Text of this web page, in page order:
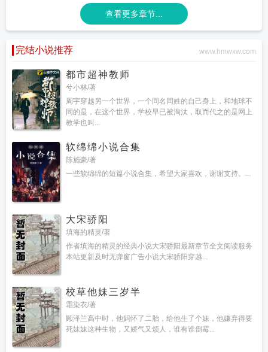
查看更多章节...
完结小说推荐 www.hmwxw.com
都市超神教师
兮小林/著
周宇穿越另一个世界，一个同名同姓的自己身上，和地球不
同的是，在这个世界，学校早已被淘汰，取而代之的是网上
教学也叫...
软绵绵小说合集
陈施豪/著
一些软绵绵的短篇小说合集，希望大家喜欢，谢谢支持。...
大宋骄阳
填海的精灵/著
作者填海的精灵的经典小说大宋骄阳最新章节全文阅读服务
本站更新及时无弹窗广告小说大宋骄阳穿越...
校草他妹三岁半
霜染衣/著
顾泽兰高中时，他妈怀了二胎，给他生了个妹，他嫌弃得要
死妹妹这种生物，又娇气又烦人，谁有谁倒霉...